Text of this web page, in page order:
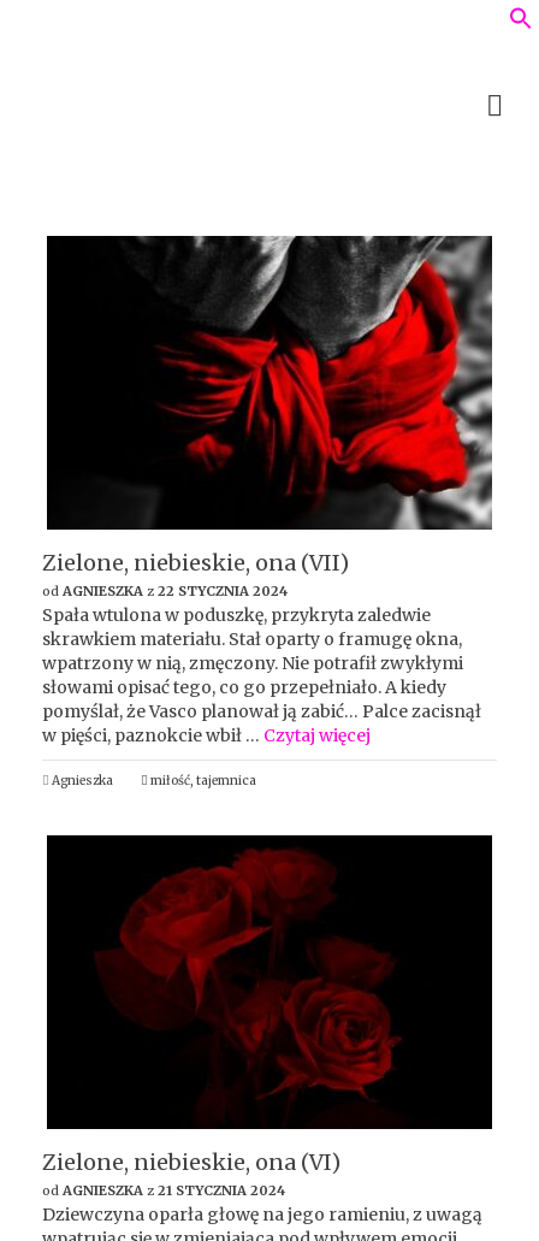
Zielone, niebieskie, ona (VII)
od AGNIESZKA z 22 STYCZNIA 2024
Spała wtulona w poduszkę, przykryta zaledwie
skrawkiem materiału. Stał oparty o framugę okna,
wpatrzony w nią, zmęczony. Nie potrafił zwykłymi
słowami opisać tego, co go przepełniało. A kiedy
pomyślał, że Vasco planował ją zabić… Palce zacisnął
w pięści, paznokcie wbił … Czytaj więcej
Agnieszka miłość, tajemnica
Zielone, niebieskie, ona (VI)
od AGNIESZKA z 21 STYCZNIA 2024
Dziewczyna oparła głowę na jego ramieniu, z uwagą